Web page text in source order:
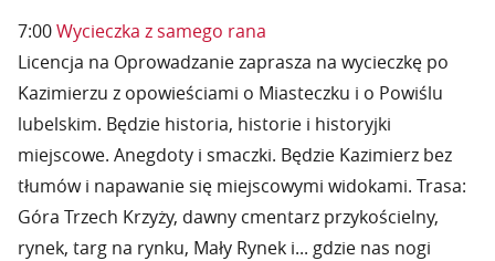
7:00Wycieczka z samego rana
Licencja na Oprowadzanie zaprasza na wycieczkę po
Kazimierzu z opowieściami o Miasteczku i o Powiślu
lubelskim. Będzie historia, historie i historyjki
miejscowe. Anegdoty i smaczki. Będzie Kazimierz bez
tłumów i napawanie się miejscowymi widokami. Trasa:
Góra Trzech Krzyży, dawny cmentarz przykościelny,
rynek, targ na rynku, Mały Rynek i... gdzie nas nogi